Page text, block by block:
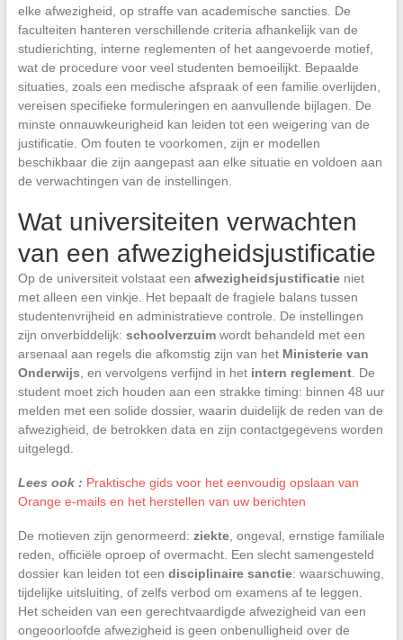
elke afwezigheid, op straffe van academische sancties. De
faculteiten hanteren verschillende criteria afhankelijk van de
studierichting, interne reglementen of het aangevoerde motief,
wat de procedure voor veel studenten bemoeilijkt. Bepaalde
situaties, zoals een medische afspraak of een familie overlijden,
vereisen specifieke formuleringen en aanvullende bijlagen. De
minste onnauwkeurigheid kan leiden tot een weigering van de
justificatie. Om fouten te voorkomen, zijn er modellen
beschikbaar die zijn aangepast aan elke situatie en voldoen aan
de verwachtingen van de instellingen.
Wat universiteiten verwachten
van een afwezigheidsjustificatie
Op de universiteit volstaat een afwezigheidsjustificatieniet
met alleen een vinkje. Het bepaalt de fragiele balans tussen
studentenvrijheid en administratieve controle. De instellingen
zijn onverbiddelijk: schoolverzuimwordt behandeld met een
arsenaal aan regels die afkomstig zijn van het Ministerie van
Onderwijs , en vervolgens verfijnd in het intern reglement. De
student moet zich houden aan een strakke timing: binnen 48 uur
melden met een solide dossier, waarin duidelijk de reden van de
afwezigheid, de betrokken data en zijn contactgegevens worden
uitgelegd.
Lees ook : Praktische gids voor het eenvoudig opslaan van
Orange e-mails en het herstellen van uw berichten
De motieven zijn genormeerd: ziekte, ongeval, ernstige familiale
reden, officiële oproep of overmacht. Een slecht samengesteld
dossier kan leiden tot een disciplinaire sanctie: waarschuwing,
tijdelijke uitsluiting, of zelfs verbod om examens af te leggen.
Het scheiden van een gerechtvaardigde afwezigheid van een
ongeoorloofde afwezigheid is geen onbenulligheid over de